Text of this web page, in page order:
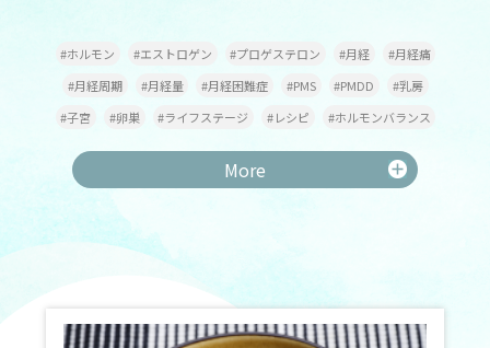
#ホルモン #エストロゲン #プロゲステロン #月経
#月経痛
#月経周期
#月経量 #月経困難症 #PMS #PMDD
#乳房
#子宮
#卵巣 #ライフステージ #レシピ
#ホルモンバランス
#貧血
#鉄 #甲状腺機能低下症 #甲状腺機能亢進症
#更年期
#更年期障害
#専門家
#葉酸
#肩こり
#血行促進
#遺伝性卵巣がん
#ヒトパピローマウイルス
#乳がん
#子宮体がん #卵巣がん #子宮頸がん
#HPV
More